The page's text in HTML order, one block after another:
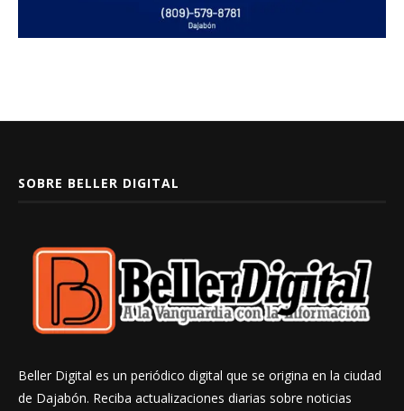
SOBRE BELLER DIGITAL
Beller Digital es un periódico digital que se origina en la ciudad
de Dajabón. Reciba actualizaciones diarias sobre noticias